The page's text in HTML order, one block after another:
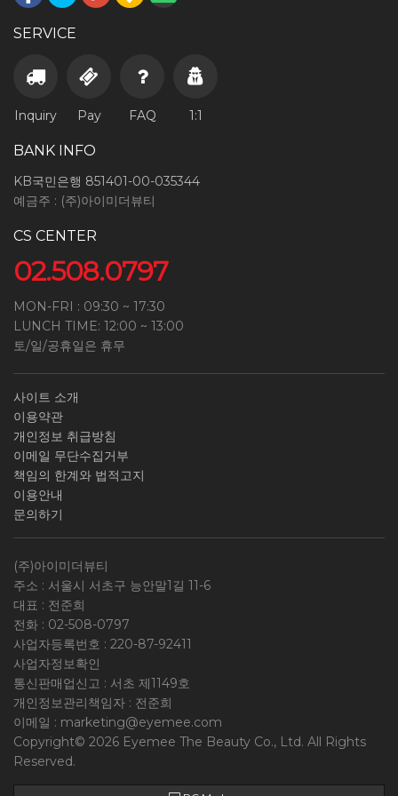
SERVICE
Inquiry Pay FAQ 1:1
BANK INFO
KB국민은행 851401-00-035344
예금주 : (주)아이미더뷰티
CS CENTER
02.508.0797
MON-FRI : 09:30 ~ 17:30
LUNCH TIME: 12:00 ~ 13:00
토/일/공휴일은 휴무
사이트 소개
이용약관
개인정보 취급방침
이메일 무단수집거부
책임의 한계와 법적고지
이용안내
문의하기
(주)아이미더뷰티
주소 : 서울시 서초구 능안말1길 11-6
대표 : 전준희
전화 : 02-508-0797
사업자등록번호 : 220-87-92411
사업자정보확인
통신판매업신고 : 서초 제1149호
개인정보관리책임자 : 전준희
이메일 : marketing@eyemee.com
Copyright© 2026 Eyemee The Beauty Co., Ltd. All Rights
Reserved.